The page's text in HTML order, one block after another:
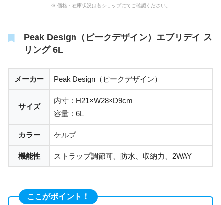
※ 価格・在庫状況は各ショップにてご確認ください。
Peak Design（ピークデザイン）エブリデイ ス
リング 6L
メーカー Peak Design（ピークデザイン）
サイズ
内寸：H21×W28×D9cm
容量：6L
カラー ケルプ
機能性 ストラップ調節可、防水、収納力、2WAY
ここがポイント！